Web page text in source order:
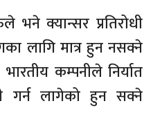
भने क्यान्सर प्रतिरोधी
लागि मात्र हुन नसक्ने
कम्पनीले निर्यात
गर्न लागेको हुन सक्ने